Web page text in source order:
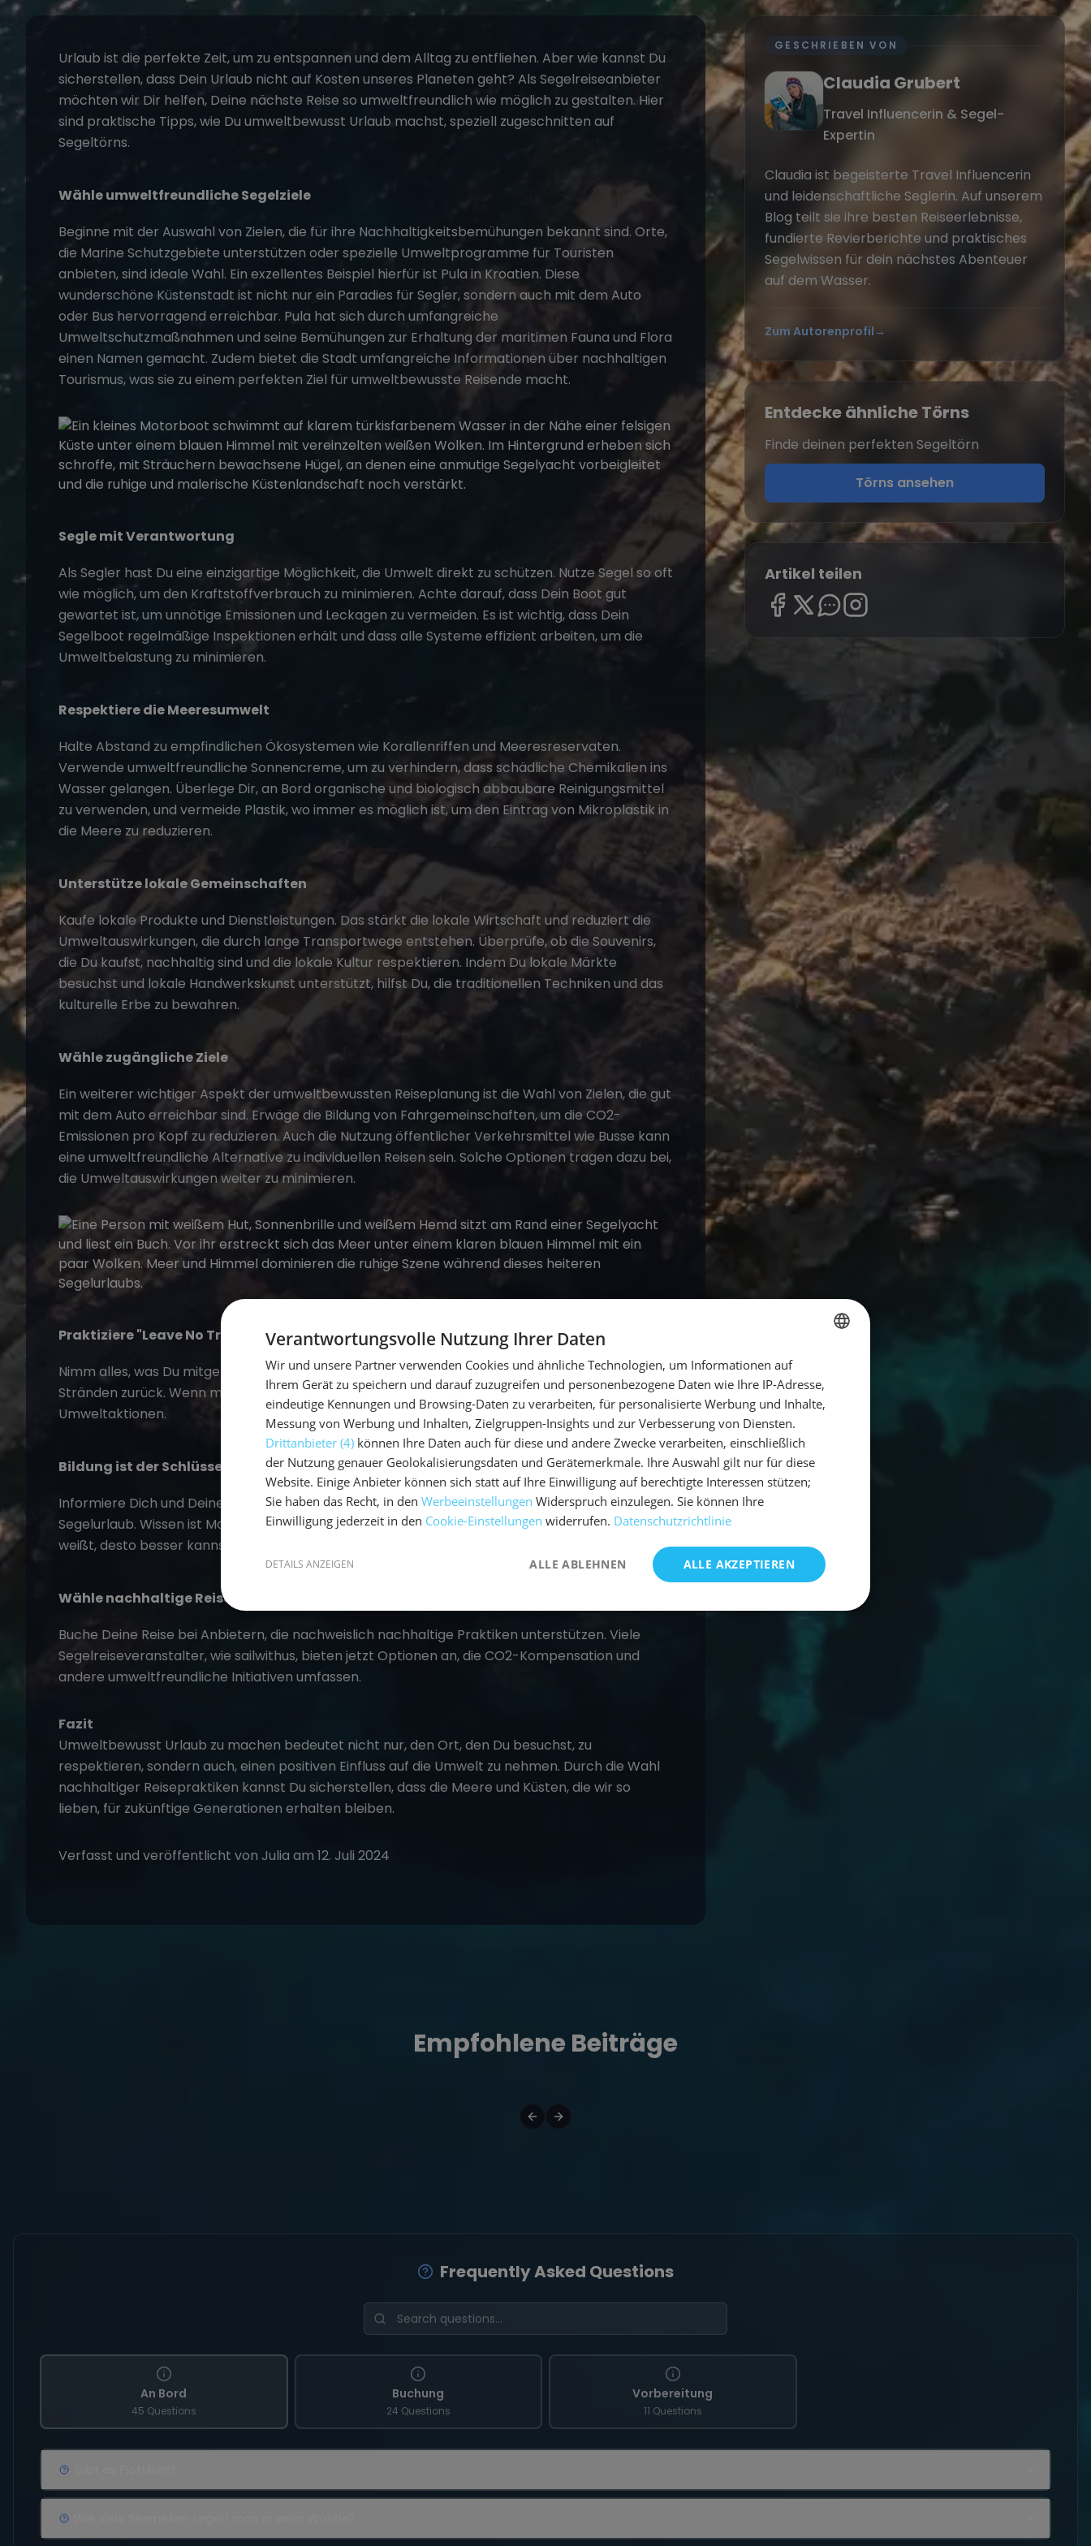
Urlaub ist die perfekte Zeit, um zu entspannen und dem Alltag zu entfliehen. Aber wie kannst Du
sicherstellen, dass Dein Urlaub nicht auf Kosten unseres Planeten geht? Als Segelreiseanbieter
möchten wir Dir helfen, Deine nächste Reise so umweltfreundlich wie möglich zu gestalten. Hier
sind praktische Tipps, wie Du umweltbewusst Urlaub machst, speziell zugeschnitten auf
Segeltörns.
Wähle umweltfreundliche Segelziele
Beginne mit der Auswahl von Zielen, die für ihre Nachhaltigkeitsbemühungen bekannt sind. Orte,
die Marine Schutzgebiete unterstützen oder spezielle Umweltprogramme für Touristen
anbieten, sind ideale Wahl. Ein exzellentes Beispiel hierfür ist Pula in Kroatien. Diese
wunderschöne Küstenstadt ist nicht nur ein Paradies für Segler, sondern auch mit dem Auto
oder Bus hervorragend erreichbar. Pula hat sich durch umfangreiche
Umweltschutzmaßnahmen und seine Bemühungen zur Erhaltung der maritimen Fauna und Flora
einen Namen gemacht. Zudem bietet die Stadt umfangreiche Informationen über nachhaltigen
Tourismus, was sie zu einem perfekten Ziel für umweltbewusste Reisende macht.
Segle mit Verantwortung
Als Segler hast Du eine einzigartige Möglichkeit, die Umwelt direkt zu schützen. Nutze Segel so oft
wie möglich, um den Kraftstoffverbrauch zu minimieren. Achte darauf, dass Dein Boot gut
gewartet ist, um unnötige Emissionen und Leckagen zu vermeiden. Es ist wichtig, dass Dein
Segelboot regelmäßige Inspektionen erhält und dass alle Systeme effizient arbeiten, um die
Umweltbelastung zu minimieren.
Respektiere die Meeresumwelt
Halte Abstand zu empfindlichen Ökosystemen wie Korallenriffen und Meeresreservaten.
Verwende umweltfreundliche Sonnencreme, um zu verhindern, dass schädliche Chemikalien ins
Wasser gelangen. Überlege Dir, an Bord organische und biologisch abbaubare Reinigungsmittel
zu verwenden, und vermeide Plastik, wo immer es möglich ist, um den Eintrag von Mikroplastik in
die Meere zu reduzieren.
Unterstütze lokale Gemeinschaften
Kaufe lokale Produkte und Dienstleistungen. Das stärkt die lokale Wirtschaft und reduziert die
Umweltauswirkungen, die durch lange Transportwege entstehen. Überprüfe, ob die Souvenirs,
die Du kaufst, nachhaltig sind und die lokale Kultur respektieren. Indem Du lokale Märkte
besuchst und lokale Handwerkskunst unterstützt, hilfst Du, die traditionellen Techniken und das
kulturelle Erbe zu bewahren.
Wähle zugängliche Ziele
Ein weiterer wichtiger Aspekt der umweltbewussten Reiseplanung ist die Wahl von Zielen, die gut
mit dem Auto erreichbar sind. Erwäge die Bildung von Fahrgemeinschaften, um die CO2-
Emissionen pro Kopf zu reduzieren. Auch die Nutzung öffentlicher Verkehrsmittel wie Busse kann
eine umweltfreundliche Alternative zu individuellen Reisen sein. Solche Optionen tragen dazu bei,
die Umweltauswirkungen weiter zu minimieren.
Praktiziere "Leave No Trace"
Nimm alles, was Du mitgebracht hast, auch wieder mit. Lass keine Abfälle im Wasser oder an
Stränden zurück. Wenn möglich, beteilige Dich an Strandreinigungen oder anderen
Umweltaktionen.
Bildung ist der Schlüssel
Informiere Dich und Deine Crew über die besten Praktiken für einen umweltfreundlichen
Segelurlaub. Wissen ist Macht, und je mehr Du über die Umweltauswirkungen Deines Handelns
weißt, desto besser kannst Du Entscheidungen treffen, die den Planeten schützen.
Wähle nachhaltige Reiseoptionen
Buche Deine Reise bei Anbietern, die nachweislich nachhaltige Praktiken unterstützen. Viele
Segelreiseveranstalter, wie sailwithus, bieten jetzt Optionen an, die CO2-Kompensation und
andere umweltfreundliche Initiativen umfassen.
Fazit
Umweltbewusst Urlaub zu machen bedeutet nicht nur, den Ort, den Du besuchst, zu
respektieren, sondern auch, einen positiven Einfluss auf die Umwelt zu nehmen. Durch die Wahl
nachhaltiger Reisepraktiken kannst Du sicherstellen, dass die Meere und Küsten, die wir so
lieben, für zukünftige Generationen erhalten bleiben.
Verfasst und veröffentlicht von Julia am 12. Juli 2024
GESCHRIEBEN VON
Claudia Grubert
Travel Influencerin & Segel-
Expertin
Claudia ist begeisterte Travel Influencerin
und leidenschaftliche Seglerin. Auf unserem
Blog teilt sie ihre besten Reiseerlebnisse,
fundierte Revierberichte und praktisches
Segelwissen für dein nächstes Abenteuer
auf dem Wasser.
Zum Autorenprofil →
Entdecke ähnliche Törns
Finde deinen perfekten Segeltörn
Törns ansehen
Artikel teilen
Empfohlene Beiträge
Frequently Asked Questions
An Bord
45 Questions
Buchung
24 Questions
Vorbereitung
11 Questions
GERMAN
Verantwortungsvolle Nutzung Ihrer Daten
Wir und unsere Partner verwenden Cookies und ähnliche Technologien, um Informationen auf
Ihrem Gerät zu speichern und darauf zuzugreifen und personenbezogene Daten wie Ihre IP-Adresse,
eindeutige Kennungen und Browsing-Daten zu verarbeiten, für personalisierte Werbung und Inhalte,
Messung von Werbung und Inhalten, Zielgruppen-Insights und zur Verbesserung von Diensten.
Drittanbieter (4) können Ihre Daten auch für diese und andere Zwecke verarbeiten, einschließlich
der Nutzung genauer Geolokalisierungsdaten und Gerätemerkmale. Ihre Auswahl gilt nur für diese
Website. Einige Anbieter können sich statt auf Ihre Einwilligung auf berechtigte Interessen stützen;
Sie haben das Recht, in den Werbeeinstellungen Widerspruch einzulegen. Sie können Ihre
Einwilligung jederzeit in den Cookie-Einstellungen widerrufen. Datenschutzrichtlinie
ALLE AKZEPTIEREN
ALLE ABLEHNEN
DETAILS ANZEIGEN